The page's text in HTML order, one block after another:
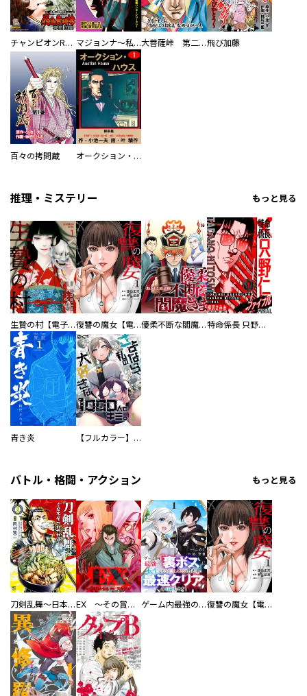
チャンピオンRED マジョンナ～私は魔女医 大菩薩峠 第二章 竜剣飛び加藤
百々の拷問蔵 オークション・ハウス
推理・ミステリー もっと見る
生贄の村【電子単行本版】 復讐の魔女【電子単行本版】 優柔不断な閻魔さま 特命係長 只野仁ファイナル 愛蔵版
青き炎 【フルカラー】さよなら、私の大好きな１０００人のキミ。
バトル・格闘・アクション もっと見る
刀剣乱舞～日本号つれづれ酒～ EX ～その賞金稼ぎは、世界の出口を探す～【単行本版】 ゲーム内最強の『裏ボス』に転生したので、主人公の代わりに最速クリアを目指します！【電子単行本版】 復讐の魔女【電子単行本版】